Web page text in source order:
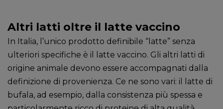
Altri latti oltre il latte vaccino
In Italia, l’unico prodotto definibile “latte” senza
ulteriori specifiche è il latte vaccino. Gli altri latti di
origine animale devono essere accompagnati dalla
definizione di provenienza. Ce ne sono vari: il latte di
bufala, ad esempio, dalla consistenza più spessa e